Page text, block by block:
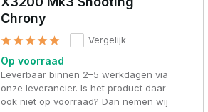
Chrony
Vergelijk
Op voorraad
Leverbaar binnen 2–5 werkdagen via
onze leverancier. Is het product daar
ook niet op voorraad? Dan nemen wij